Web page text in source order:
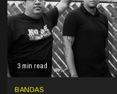
3 min read
BANDAS